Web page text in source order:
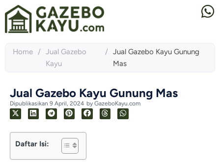
Home / Jual Gazebo
Kayu
/ Jual Gazebo Kayu Gunung
Mas
Jual Gazebo Kayu Gunung Mas
Dipublikasikan 9 April, 2024 by GazeboKayu.com
Daftar Isi: